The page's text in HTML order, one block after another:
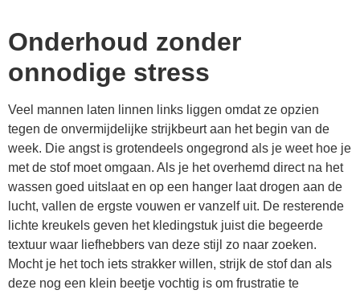
Onderhoud zonder
onnodige stress
Veel mannen laten linnen links liggen omdat ze opzien
tegen de onvermijdelijke strijkbeurt aan het begin van de
week. Die angst is grotendeels ongegrond als je weet hoe je
met de stof moet omgaan. Als je het overhemd direct na het
wassen goed uitslaat en op een hanger laat drogen aan de
lucht, vallen de ergste vouwen er vanzelf uit. De resterende
lichte kreukels geven het kledingstuk juist die begeerde
textuur waar liefhebbers van deze stijl zo naar zoeken.
Mocht je het toch iets strakker willen, strijk de stof dan als
deze nog een klein beetje vochtig is om frustratie te